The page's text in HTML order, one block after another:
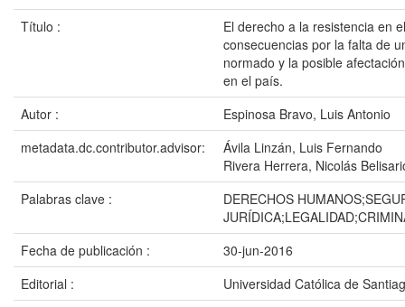
Título :
El derecho a la resistencia en
consecuencias por la falta de
normado y la posible
en el país.
Autor :
Espinosa Bravo, Luis Antonio
metadata.dc.contributor.advisor:
Ávila Linzán, Luis Fernando
Rivera Herrera, Nicolás
Palabras clave :
DERECHOS
Fecha de publicación :
30-jun-2016
Editorial :
Universidad Católica de